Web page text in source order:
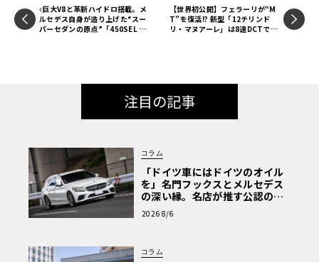
巨大V8と革新ハイドロ搭載。メ
ルセデス自身が造り上げた“スー
パーセダンの原点”「450SEL 6.
【世界初公開】フェラーリが“M
T”を復活!? 新型「12チリンド
リ・マヌアーレ」は8速DCTで珠
注目の記事
コラム
「ドイツ車にはドイツのオイル
を」名門フックスとメルセデス
の深い縁。名店が推す公認の安
心と、Cクラスで味わうシルキー
な走り〈PR〉
2026 8/6
コラム